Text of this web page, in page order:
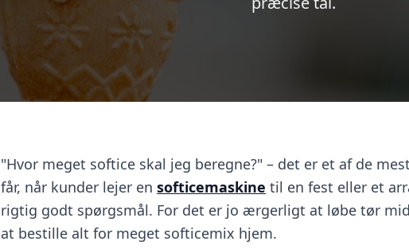
"Hvor meget softice skal jeg beregne?" – det er et af de
får, når kunder lejer en softicemaskine til en fest eller et
rigtig godt spørgsmål. For det er jo ærgerligt at løbe tør
at bestille alt for meget softicemix hjem.